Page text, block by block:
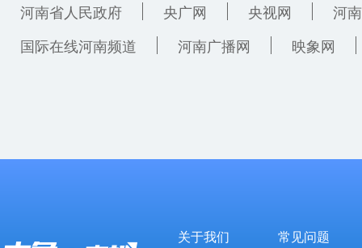
河南省人民政府 央广网 央视网
河
国际在线河南频道
河南广播网 映象网
关于我们 常见问题